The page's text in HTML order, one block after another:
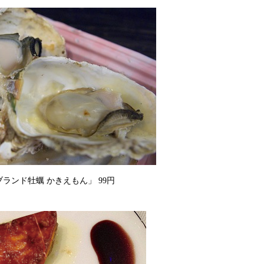
ンド牡蠣 かきえもん」 99円